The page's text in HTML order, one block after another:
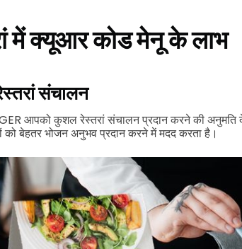
में क्यूआर कोड मेनू के लाभ
संचालन
आपको कुशल रेस्तरां संचालन प्रदान करने की
को बेहतर भोजन अनुभव प्रदान करने में मदद करता है।